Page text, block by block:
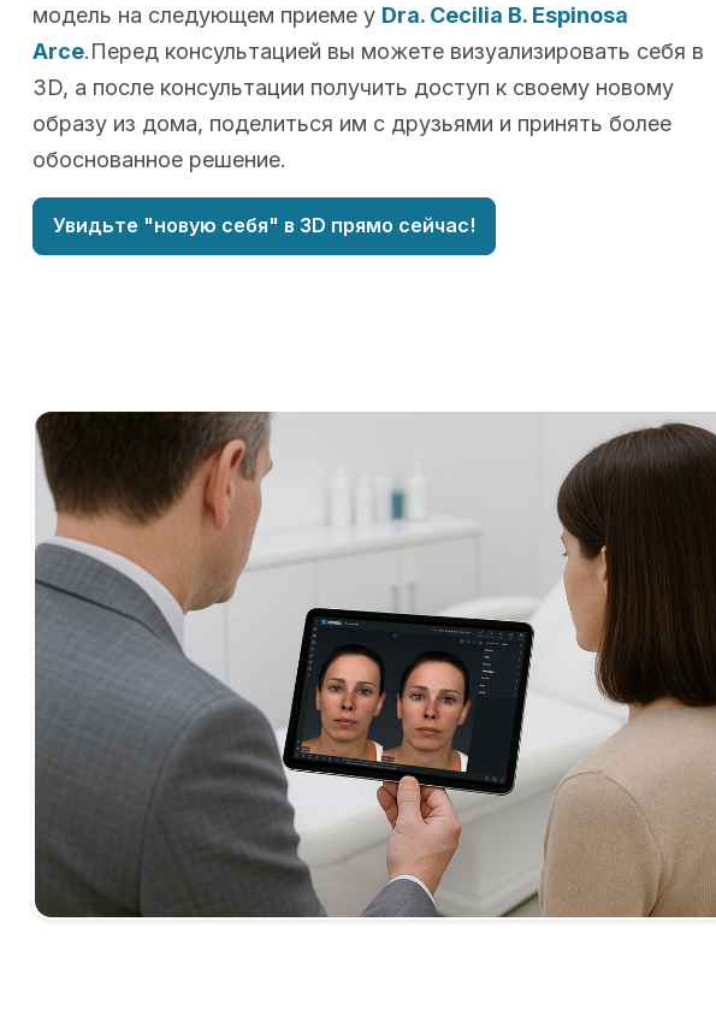
модель на следующем приеме у Dra. Cecilia B. Espinosa
Arce.Перед консультацией вы можете визуализировать себя в
3D, а после консультации получить доступ к своему новому
образу из дома, поделиться им с друзьями и принять более
обоснованное решение.
Увидьте "новую себя" в 3D прямо сейчас!